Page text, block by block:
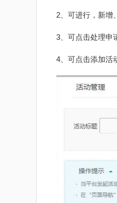
2、可进行，新增
3、可点击处理申
4、可点击添加活